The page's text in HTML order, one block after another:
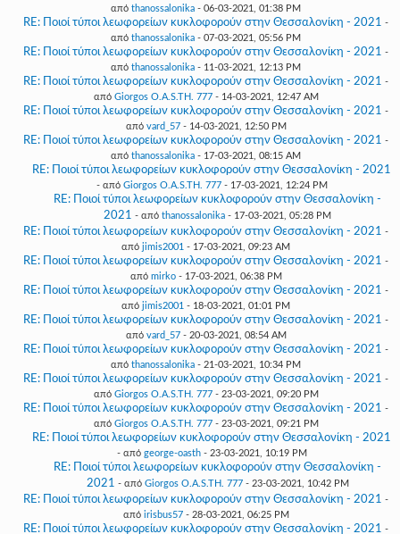
από thanossalonika - 06-03-2021, 01:38 PM
RE: Ποιοί τύποι λεωφορείων κυκλοφορούν στην Θεσσαλονίκη - 2021 -
από thanossalonika - 07-03-2021, 05:56 PM
RE: Ποιοί τύποι λεωφορείων κυκλοφορούν στην Θεσσαλονίκη - 2021 -
από thanossalonika - 11-03-2021, 12:13 PM
RE: Ποιοί τύποι λεωφορείων κυκλοφορούν στην Θεσσαλονίκη - 2021 -
από Giorgos O.A.S.TH. 777- 14-03-2021, 12:47 AM
RE: Ποιοί τύποι λεωφορείων κυκλοφορούν στην Θεσσαλονίκη - 2021 -
από vard_57- 14-03-2021, 12:50 PM
RE: Ποιοί τύποι λεωφορείων κυκλοφορούν στην Θεσσαλονίκη - 2021 -
από thanossalonika - 17-03-2021, 08:15 AM
RE: Ποιοί τύποι λεωφορείων κυκλοφορούν στην Θεσσαλονίκη - 2021
- από Giorgos O.A.S.TH. 777- 17-03-2021, 12:24 PM
RE: Ποιοί τύποι λεωφορείων κυκλοφορούν στην Θεσσαλονίκη -
2021 - από thanossalonika - 17-03-2021, 05:28 PM
RE: Ποιοί τύποι λεωφορείων κυκλοφορούν στην Θεσσαλονίκη - 2021 -
από jimis2001 - 17-03-2021, 09:23 AM
RE: Ποιοί τύποι λεωφορείων κυκλοφορούν στην Θεσσαλονίκη - 2021 -
από mirko- 17-03-2021, 06:38 PM
RE: Ποιοί τύποι λεωφορείων κυκλοφορούν στην Θεσσαλονίκη - 2021 -
από jimis2001 - 18-03-2021, 01:01 PM
RE: Ποιοί τύποι λεωφορείων κυκλοφορούν στην Θεσσαλονίκη - 2021 -
από vard_57- 20-03-2021, 08:54 AM
RE: Ποιοί τύποι λεωφορείων κυκλοφορούν στην Θεσσαλονίκη - 2021 -
από thanossalonika - 21-03-2021, 10:34 PM
RE: Ποιοί τύποι λεωφορείων κυκλοφορούν στην Θεσσαλονίκη - 2021 -
από Giorgos O.A.S.TH. 777- 23-03-2021, 09:20 PM
RE: Ποιοί τύποι λεωφορείων κυκλοφορούν στην Θεσσαλονίκη - 2021 -
από Giorgos O.A.S.TH. 777- 23-03-2021, 09:21 PM
RE: Ποιοί τύποι λεωφορείων κυκλοφορούν στην Θεσσαλονίκη - 2021
- από george-oasth- 23-03-2021, 10:19 PM
RE: Ποιοί τύποι λεωφορείων κυκλοφορούν στην Θεσσαλονίκη -
2021 - από Giorgos O.A.S.TH. 777- 23-03-2021, 10:42 PM
RE: Ποιοί τύποι λεωφορείων κυκλοφορούν στην Θεσσαλονίκη - 2021 -
από irisbus57- 28-03-2021, 06:25 PM
RE: Ποιοί τύποι λεωφορείων κυκλοφορούν στην Θεσσαλονίκη - 2021 -